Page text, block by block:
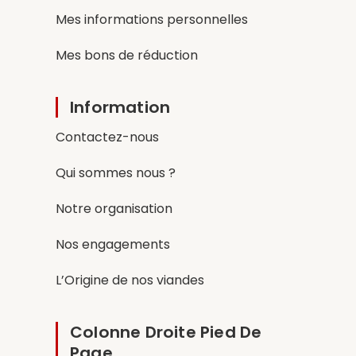
Mes informations personnelles
Mes bons de réduction
Information
Contactez-nous
Qui sommes nous ?
Notre organisation
Nos engagements
L’Origine de nos viandes
Colonne Droite Pied De